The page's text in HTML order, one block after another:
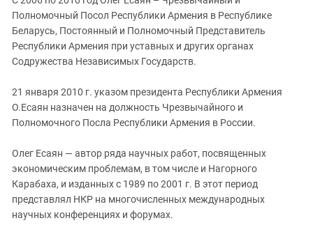
Полномочный Посол Республики Армения в Республике
Беларусь, Постоянный и Полномочный Представитель
Республики Армения при уставных и других органах
Содружества Независимых Государств.
21 января 2010 г. указом президента Республики Армения
О.Есаян назначен на должность Чрезвычайного и
Полномочного Посла Республики Армения в России.
Олег Есаян — автор ряда научных работ, посвященных
экономическим проблемам, в том числе и Нагорного
Карабаха, и изданных с 1989 по 2001 г. В этот период
представлял НКР на многочисленных международных
научных конференциях и форумах.